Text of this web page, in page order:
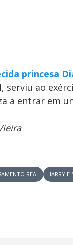
princesa
serviu ao
a entrar em
REAL HARRY E